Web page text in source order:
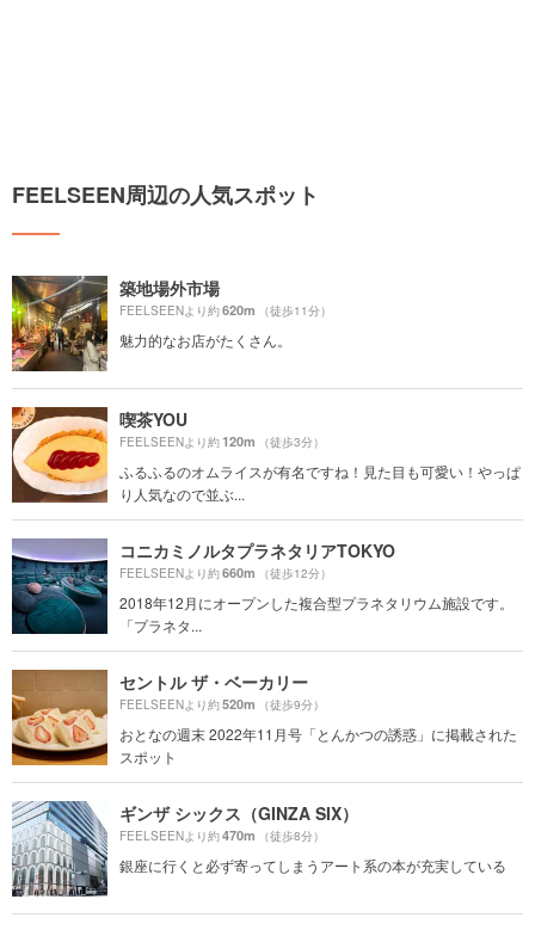
FEELSEEN周辺の人気スポット
築地場外市場
FEELSEENより約620m （徒歩11分）
魅力的なお店がたくさん。
喫茶YOU
FEELSEENより約120m （徒歩3分）
ふるふるのオムライスが有名ですね！見た目も可愛い！やっぱ
り人気なので並ぶ...
コニカミノルタプラネタリアTOKYO
FEELSEENより約660m （徒歩12分）
2018年12月にオープンした複合型プラネタリウム施設です。
「プラネタ...
セントル ザ・ベーカリー
FEELSEENより約520m （徒歩9分）
おとなの週末 2022年11月号「とんかつの誘惑」に掲載された
スポット
ギンザ シックス（GINZA SIX）
FEELSEENより約470m （徒歩8分）
銀座に行くと必ず寄ってしまうアート系の本が充実している